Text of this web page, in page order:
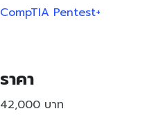
CompTIA Pentest+
ราคา
42,000 บาท